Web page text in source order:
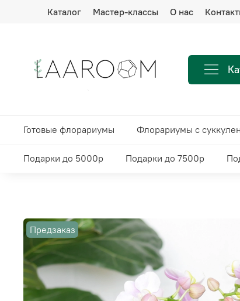
Каталог Мастер-классы О нас
Готовые флорариумы Флорариумы с
Подарки до 5000р Подарки до 7500р
Предзаказ